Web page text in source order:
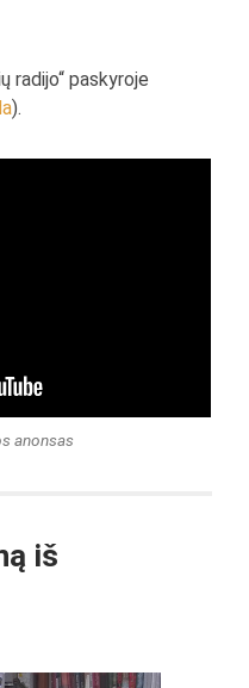
radijo“ paskyroje
).
anonsas
iš